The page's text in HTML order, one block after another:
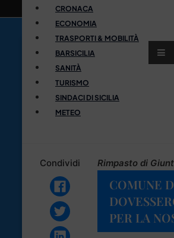
CRONACA
ECONOMIA
TRASPORTI & MOBILITÀ
BARSICILIA
SANITÀ
TURISMO
SINDACI DI SICILIA
METEO
Condividi Rimpasto di
COMUNE
PER LA